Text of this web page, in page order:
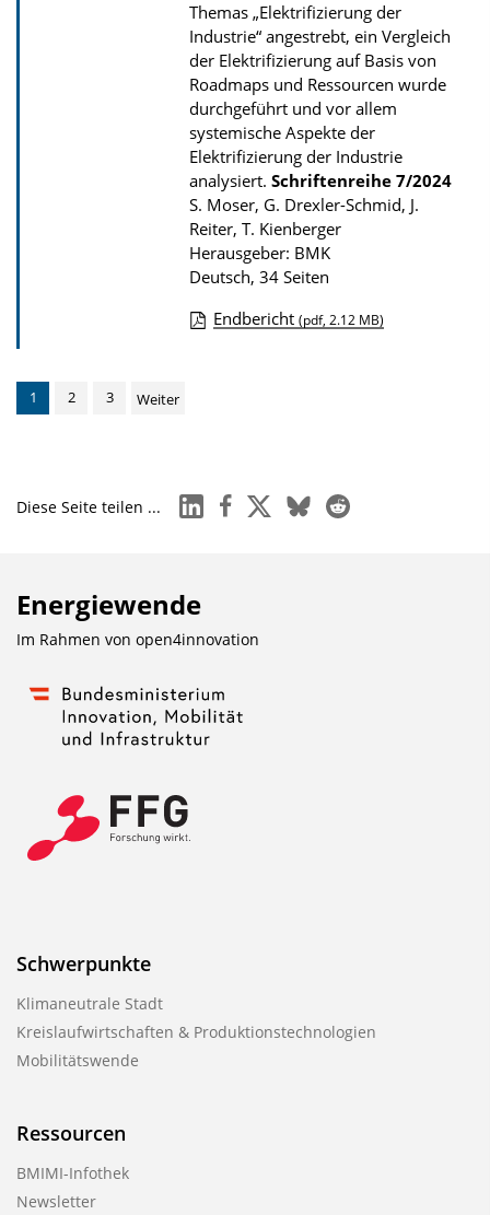
l
i
k
a
t
i
o
n
Themas „Elektrifizierung der
Industrie“ angestrebt, ein Vergleich
der Elektrifizierung auf Basis von
Roadmaps und Ressourcen wurde
durchgeführt und vor allem
systemische Aspekte der
Elektrifizierung der Industrie
analysiert. Schriftenreihe 7/2024
S. Moser, G. Drexler-Schmid, J.
Reiter, T. Kienberger
Herausgeber: BMK
Deutsch, 34 Seiten
o
z
u
r
P
u
i
Endbericht (pdf, 2.12 MB)
1 2 3 Weiter
Diese Seite teilen ... linkedinfacebook
x blueskyreddit
Energiewende
Im Rahmen von open4innovation
Schwerpunkte
Klimaneutrale Stadt
Kreislaufwirtschaften & Produktionstechnologien
Mobilitätswende
Ressourcen
BMIMI-Infothek
Newsletter